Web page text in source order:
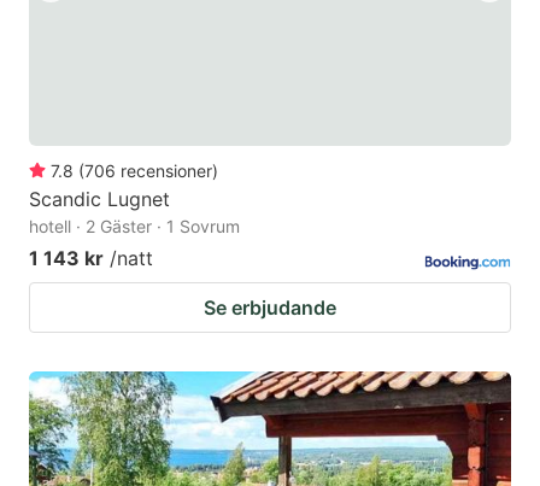
7.8 (706 recensioner)
Scandic Lugnet
hotell · 2 Gäster · 1 Sovrum
1 143 kr /natt
Se erbjudande